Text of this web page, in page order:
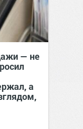
— не
а